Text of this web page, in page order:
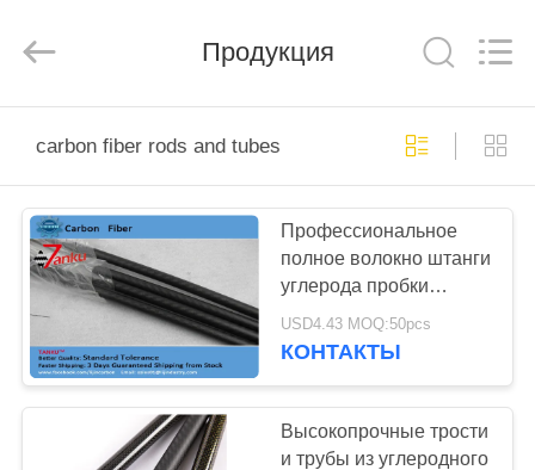
ПРОДУКТЫ
НАС
ПУТЕШЕСТВИЕ
ФАБРИКИ
CO.,LTD.
Продукция
carbon fiber rods and tubes
Профессиональное
полное волокно штанги
углерода пробки
волокна углерода 3K и
пробки
USD4.43 MOQ:50pcs
КОНТАКТЫ
Высокопрочные трости
и трубы из углеродного